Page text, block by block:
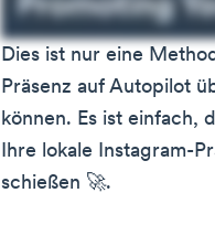
Dies ist nur eine
Präsenz auf Autopilot
können. Es ist einfach,
Ihre lokale Instagram-
schießen 🚀.